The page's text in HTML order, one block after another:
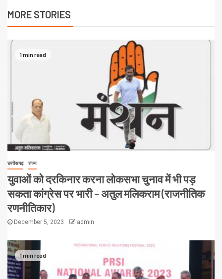
MORE STORIES
1 min read
छत्तीसगढ़ राज्य
युवाओं को दरकिनार करना लोकसभा चुनाव में भी पड़
सकता कांग्रेस पर भारी – अतुल मलिकराम (राजनीतिक
रणनीतिकार)
December 5, 2023 admin
1 min read